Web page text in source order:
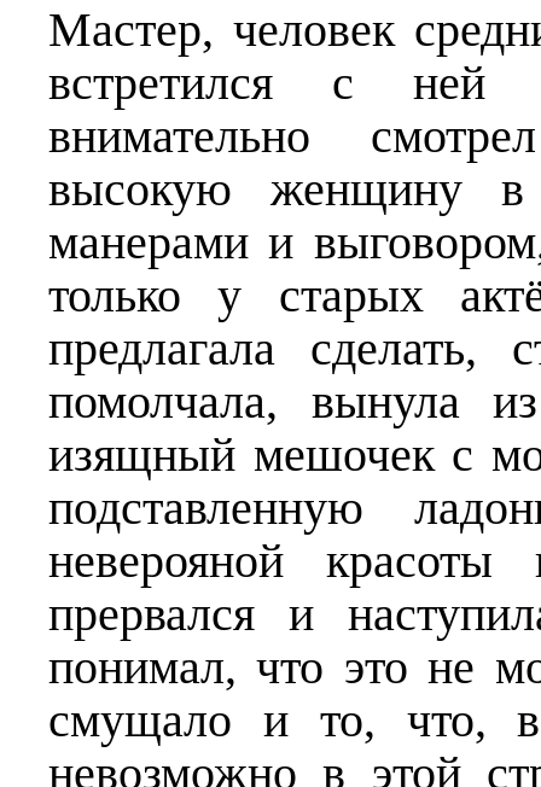
Мастер, человек
встретился с ней
внимательно
высокую жен­щину в
манерами и
только у старых
предлагала
помолчала, вынула
изящный мешочек с
подставленную
неверояной
прервался и
понимал, что это не
смущало и то, что,
невозможно в этой